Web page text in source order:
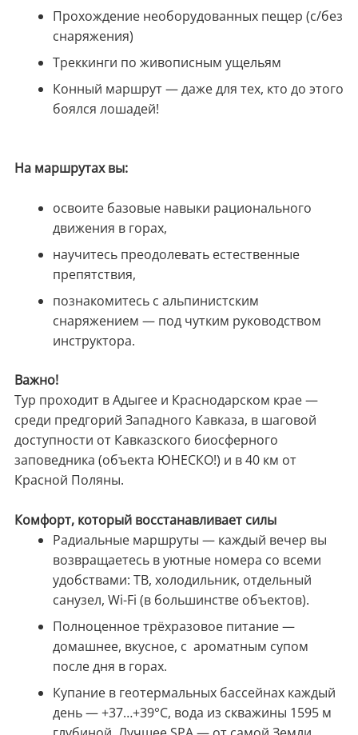
Прохождение необорудованных пещер (с/без
снаряжения)
Треккинги по живописным ущельям
Конный маршрут — даже для тех, кто до этого
боялся лошадей!
На маршрутах вы:
освоите базовые навыки рационального
движения в горах,
научитесь преодолевать естественные
препятствия,
познакомитесь с альпинистским
снаряжением — под чутким руководством
инструктора.
Важно!
Тур проходит в Адыгее и Краснодарском крае —
среди предгорий Западного Кавказа, в шаговой
доступности от Кавказского биосферного
заповедника (объекта ЮНЕСКО!) и в 40 км от
Красной Поляны.
Комфорт, который восстанавливает силы
Радиальные маршруты — каждый вечер вы
возвращаетесь в уютные номера со всеми
удобствами: ТВ, холодильник, отдельный
санузел, Wi-Fi (в большинстве объектов).
Полноценное трёхразовое питание —
домашнее, вкусное, с ароматным супом
после дня в горах.
Купание в геотермальных бассейнах каждый
день — +37…+39°C, вода из скважины 1595 м